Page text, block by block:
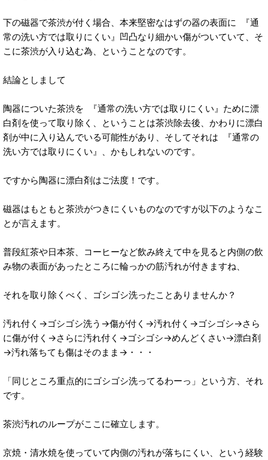
下の磁器で茶渋が付く場合、本来堅密なはずの器の表面に 『通
常の洗い方では取りにくい』凹凸なり細かい傷がついていて、そ
こに茶渋が入り込む為、ということなのです。
結論としまして
陶器についた茶渋を 『通常の洗い方では取りにくい』ために漂
白剤を使って取り除く、ということは茶渋除去後、かわりに漂白
剤が中に入り込んでいる可能性があり、そしてそれは 『通常の
洗い方では取りにくい』、かもしれないのです。
ですから陶器に漂白剤はご法度！です。
磁器はもともと茶渋がつきにくいものなのですが以下のようなこ
とが言えます。
普段紅茶や日本茶、コーヒーなど飲み終えて中を見ると内側の飲
み物の表面があったところに輪っかの筋汚れが付きますね、
それを取り除くべく、ゴシゴシ洗ったことありませんか？
汚れ付く→ゴシゴシ洗う→傷が付く→汚れ付く→ゴシゴシ→さら
に傷が付く→さらに汚れ付く→ゴシゴシ→めんどくさい→漂白剤
→汚れ落ちても傷はそのまま→・・・
「同じところ重点的にゴシゴシ洗ってるわーっ」という方、それ
です。
茶渋汚れのループがここに確立します。
京焼・清水焼を使っていて内側の汚れが落ちにくい、という経験